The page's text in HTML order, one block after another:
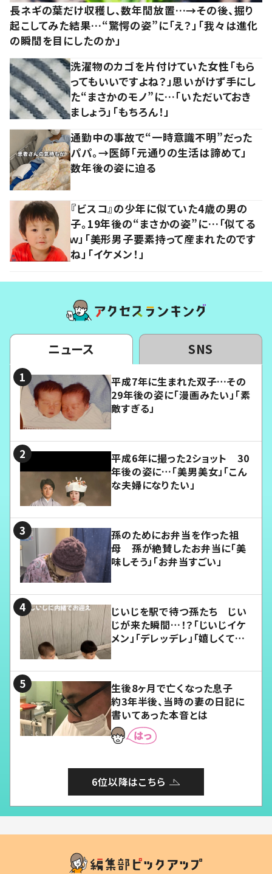
長ネギの葉だけ収穫し、数年間放置…→その後、掘り
起こしてみた結果…“驚愕の姿”に「え？」「我々は進化
の瞬間を目にしたのか」
洗濯物のカゴを片付けていた女性「もら
ってもいいですよね？」思いがけず手にし
た“まさかのモノ”に…「いただいておき
ましょう」「もちろん！」
通勤中の事故で“一時意識不明”だった
パパ。→医師「元通りの生活は諦めて」
数年後の姿に迫る
『ビスコ』の少年に似ていた4歳の男の
子。19年後の“まさかの姿”に…「似てる
ｗ」「美形男子要素持って産まれたのです
ね」「イケメン！」
ニュース SNS
平成7年に生まれた双子…その
29年後の姿に「漫画みたい」「素
敵すぎる」
平成6年に撮った2ショット 30
年後の姿に…「美男美女」「こん
な夫婦になりたい」
孫のためにお弁当を作った祖
母 孫が絶賛したお弁当に「美
味しそう」「お弁当すごい」
じいじを駅で待つ孫たち じい
じが来た瞬間…！？「じいじイケ
メン」「デレッデレ」「嬉しくて可
生後8ヶ月で亡くなった息子
約3年半後、当時の妻の日記に
書いてあった本音とは
6位以降はこちら